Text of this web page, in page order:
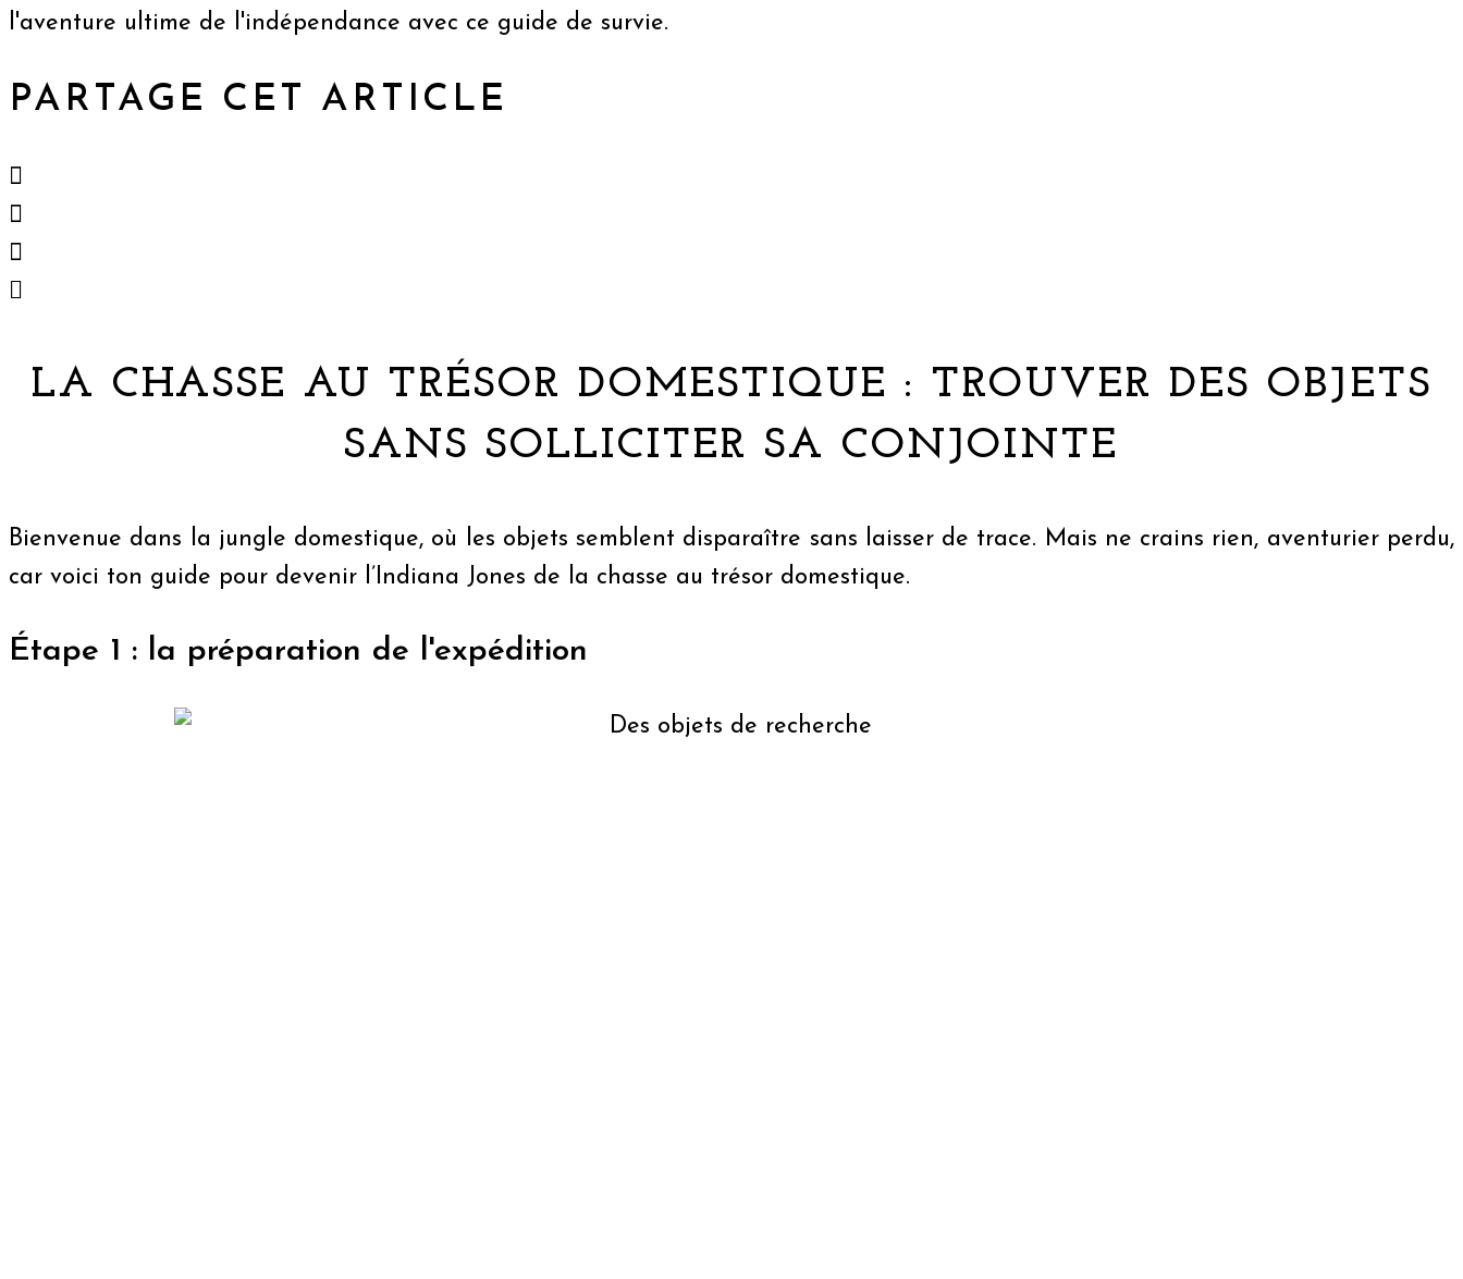
l'aventure ultime de l'indépendance avec ce guide de survie.
PARTAGE CET ARTICLE
LA CHASSE AU TRÉSOR DOMESTIQUE : TROUVER DES OBJETS
SANS SOLLICITER SA CONJOINTE
Bienvenue dans la jungle domestique, où les objets semblent disparaître sans laisser de trace. Mais ne crains rien, aventurier perdu,
car voici ton guide pour devenir l’Indiana Jones de la chasse au trésor domestique.
Étape 1 : la préparation de l'expédition